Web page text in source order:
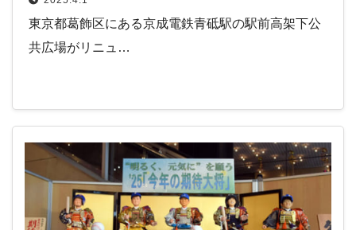
東京都葛飾区にある京成電鉄青砥駅の駅前高架下公
共広場がリニュ…